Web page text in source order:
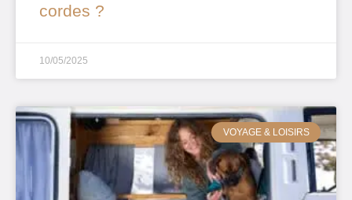
cordes ?
10/05/2025
VOYAGE & LOISIRS